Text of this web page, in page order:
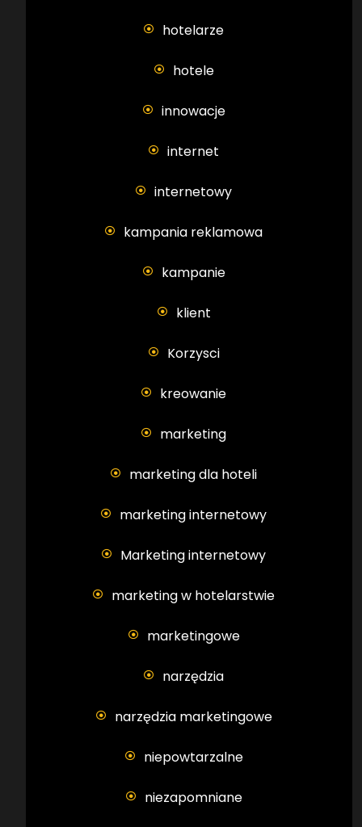
hotelarze
hotele
innowacje
internet
internetowy
kampania reklamowa
kampanie
klient
Korzysci
kreowanie
marketing
marketing dla hoteli
marketing internetowy
Marketing internetowy
marketing w hotelarstwie
marketingowe
narzędzia
narzędzia marketingowe
niepowtarzalne
niezapomniane